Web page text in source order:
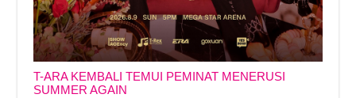
T-ARA KEMBALI TEMUI PEMINAT MENERUSI
SUMMER AGAIN